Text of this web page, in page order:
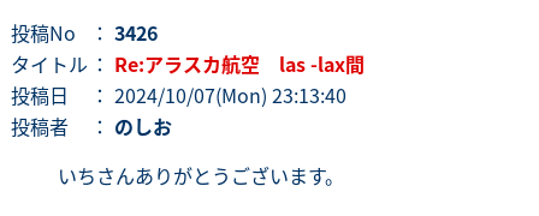
投稿No ： 3426
タイトル ： Re:アラスカ航空 las -lax間
投稿日
： 2024/10/07(Mon) 23:13:40
投稿者
： のしお
いちさんありがとうございます。